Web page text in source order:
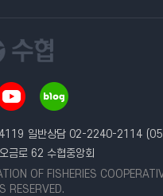
일반상담 02-2240-2114
금로 62 수협중앙회
OF FISHERIES
RESERVED.